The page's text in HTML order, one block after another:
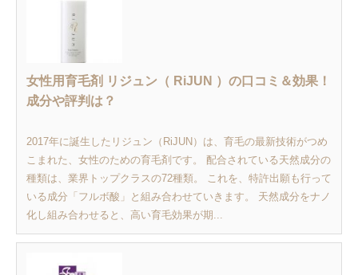
女性用育毛剤 リジュン（ RiJUN ）の口コミ＆効果！
成分や評判は？
2017年に誕生したリジュン（RiJUN）は、育毛の最新技術がつめ
こまれた、女性のための育毛剤です。 配合されている天然成分の
種類は、業界トップクラスの72種類。 これを、特許出願も行って
いる成分「フルボ酸」と組み合わせていきます。 天然成分をナノ
化し組み合わせると、高い育毛効果が期...